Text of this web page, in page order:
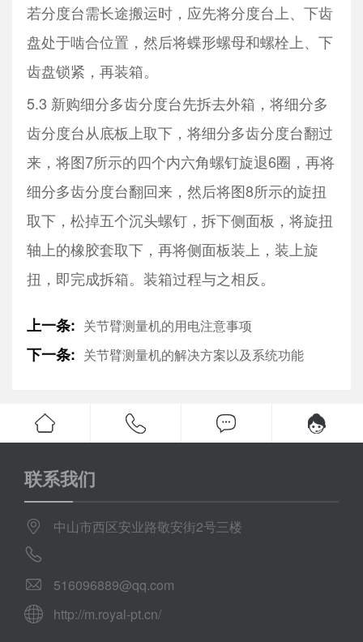
若分度台需长途搬运时，应先将分度台上、下齿
盘处于啮合位置，然后将蝶形螺母和螺栓上、下
齿盘锁紧，再装箱。
5.3 新购细分多齿分度台先拆去外箱，将细分多
齿分度台从底板上取下，将细分多齿分度台翻过
来，将图7所示的四个内六角螺钉旋退6圈，再将
细分多齿分度台翻回来，然后将图8所示的旋扭
取下，松掉五个沉头螺钉，拆下侧面板，将旋扭
轴上的橡胶套取下，再将侧面板装上，装上旋
扭，即完成拆箱。装箱过程与之相反。
上一条: 关节臂测量机的用电注意事项
下一条: 关节臂测量机的解决方案以及系统功能
联系我们
中山市西区安业路敬安街2号三楼
516096889@qq.com
http://m.royal-pt.cn/